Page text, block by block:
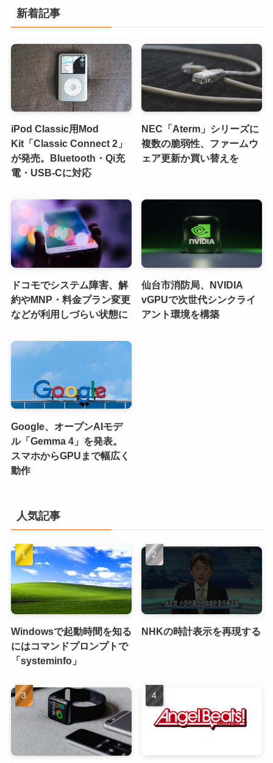
新着記事
iPod Classic用Mod
Kit「Classic Connect 2」
が発売。Bluetooth・Qi充
電・USB-Cに対応
NEC「Aterm」シリーズに
複数の脆弱性、ファームウ
ェア更新か買い替えを
ドコモでシステム障害、解
約やMNP・料金プラン変更
などが利用しづらい状態に
仙台市消防局、NVIDIA
vGPUで次世代シンクライ
アント環境を構築
Google、オープンAIモデ
ル「Gemma 4」を発表。
スマホからGPUまで幅広く
動作
人気記事
Windowsで起動時間を知る
にはコマンドプロンプトで
「systeminfo」
NHKの時計表示を再現する